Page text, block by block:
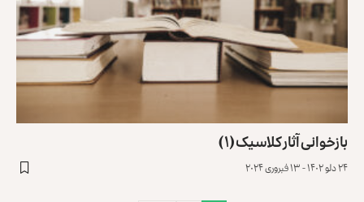
بازخوانی آثار کلاسیک (۱)
۲۴ دلو ۱۴۰۲ - ۱۳ فبروری ۲۰۲۴